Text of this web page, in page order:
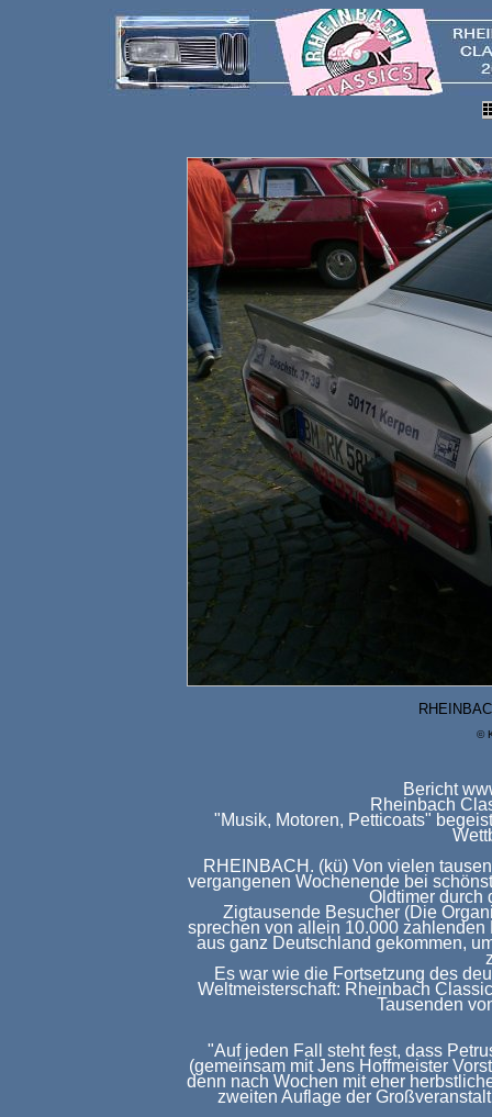
©
Bericht
Rheinbach
"Musik, Motoren, Petticoats"
RHEINBACH. (kü) Von vielen
vergangenen Wochenende bei
Oldtimer durch
Zigtausende Besucher (Die
sprechen von allein 10.000
aus ganz Deutschland gekommen,
Es war wie die Fortsetzung des
Weltmeisterschaft: Rheinbach
Tausenden
"Auf jeden Fall steht fest, dass
(gemeinsam mit Jens Hoffmeister
denn nach Wochen mit eher
zweiten Auflage der